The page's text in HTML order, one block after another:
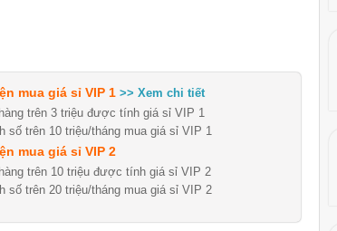
mua giá sỉ VIP 1 >> Xem chi tiết
trên 3 triệu được tính giá sỉ VIP 1
số trên 10 triệu/tháng mua giá sỉ VIP 1
mua giá sỉ VIP 2
trên 10 triệu được tính giá sỉ VIP 2
số trên 20 triệu/tháng mua giá sỉ VIP 2